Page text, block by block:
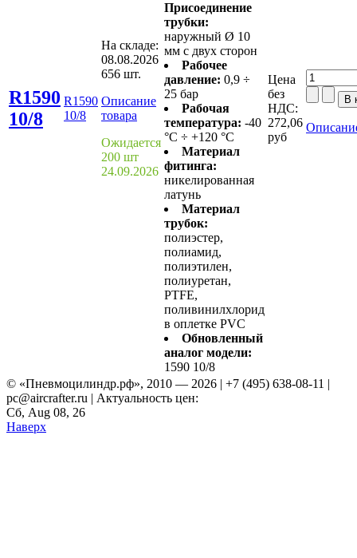
R1590
10/8
R1590
10/8
На складе:
08.08.2026
656 шт.
Описание
товара
Ожидается
200 шт
24.09.2026
Присоединение
трубки:
наружный Ø 10
мм с двух сторон
Рабочее
давление: 0,9 ÷
25 бар
Рабочая
температура: -40
°С ÷ +120 °С
Материал
фитинга:
никелированная
латунь
Материал
трубок:
полиэстер,
полиамид,
полиэтилен,
полиуретан,
PTFE,
поливинилхлорид
в оплетке PVC
Обновленный
аналог модели:
1590 10/8
Цена
без
НДС:
272,06
руб
© «Пневмоцилиндр.рф», 2010 — 2026 | +7 (495) 638-08-11 |
pc@aircrafter.ru | Актуальность цен:
Сб, Aug 08, 26
Наверх